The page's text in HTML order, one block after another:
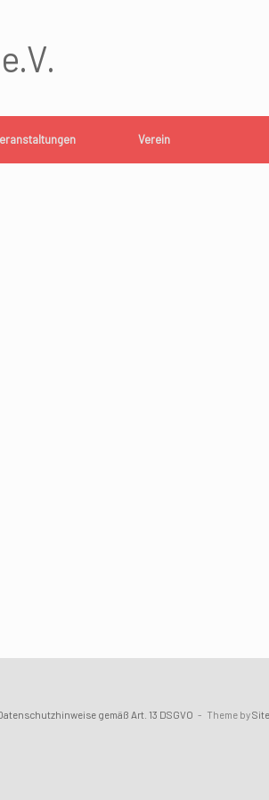
Verein
gemäß Art. 13 DSGVO Theme by